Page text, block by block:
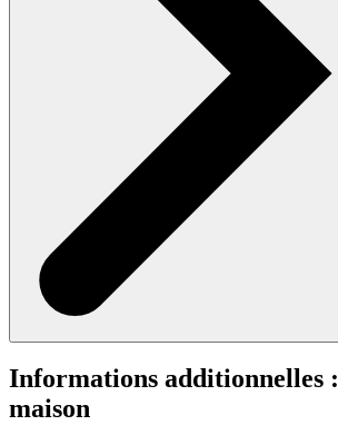
Informations additionnelles :
maison